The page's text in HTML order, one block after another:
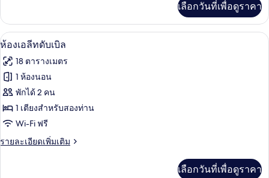
1
เตียง,
ไม่มี
หน้าต่าง
เกี่ยว
กับ
ห้อง
เตียง
ใหญ่
เตียง,
ไม่มี
หน้าต่าง
เลือกวันที่เพื่อดูราคา
เปิด
ภาพถ่าย
ทั้งหมด
ของ
ห้อง
เอ
ลี
ห้องเอลีทดับเบิล | 1 ห้องนอน, ตู้นิรภัย
11
ห้องเอลีทดับเบิล
18 ตารางเมตร
1 ห้องนอน
พักได้ 2 คน
1 เตียงสำหรับสองท่าน
Wi-Fi ฟรี
รายละเอียดเพิ่มเติม
ราย
เลือกวันที่เพื่อดูราคา